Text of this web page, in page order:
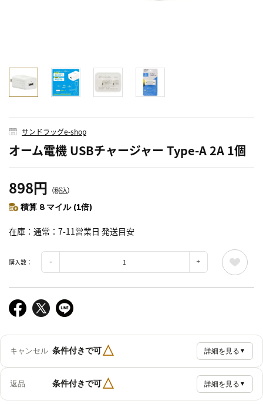
サンドラッグe-shop
オーム電機 USBチャージャー Type-A 2A 1個
898円 （税込）
積算 8 マイル (1倍)
在庫 通常：7-11営業日 発送目安
購入数：
キャンセル 条件付きで可△ 詳細を見る ▼
返品 条件付きで可△ 詳細を見る ▼